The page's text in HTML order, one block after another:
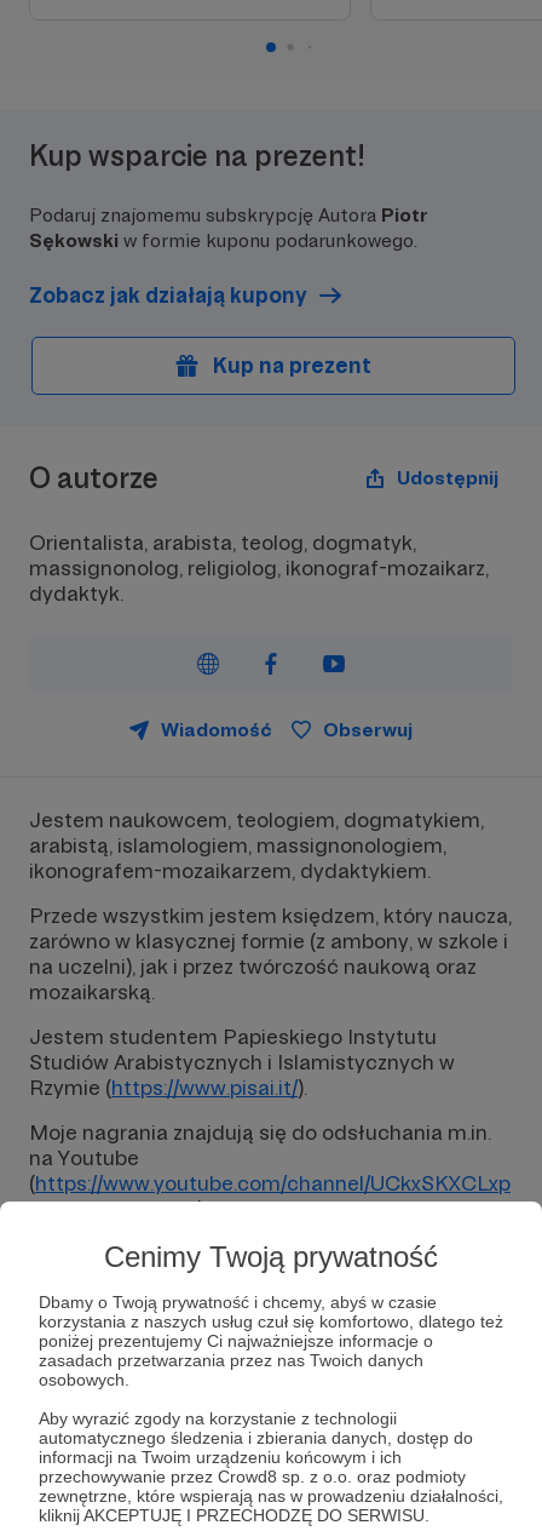
Cenimy Twoją prywatność
Dbamy o Twoją prywatność i chcemy, abyś w czasie
korzystania z naszych usług czuł się komfortowo, dlatego też
poniżej prezentujemy Ci najważniejsze informacje o
zasadach przetwarzania przez nas Twoich danych
osobowych.
Aby wyrazić zgody na korzystanie z technologii
automatycznego śledzenia i zbierania danych, dostęp do
informacji na Twoim urządzeniu końcowym i ich
przechowywanie przez Crowd8 sp. z o.o. oraz podmioty
zewnętrzne, które wspierają nas w prowadzeniu działalności,
kliknij AKCEPTUJĘ I PRZECHODZĘ DO SERWISU.
Kup wsparcie na prezent!
Podaruj znajomemu subskrypcję Autora Piotr
Sękowski w formie kuponu podarunkowego.
Zobacz jak działają kupony
Kup na prezent
O autorze Udostępnij
Orientalista, arabista, teolog, dogmatyk,
massignonolog, religiolog, ikonograf-mozaikarz,
dydaktyk.
Wiadomość Obserwuj
Jestem naukowcem, teologiem, dogmatykiem,
arabistą, islamologiem, massignonologiem,
ikonografem-mozaikarzem, dydaktykiem.
Przede wszystkim jestem księdzem, który naucza,
zarówno w klasycznej formie (z ambony, w szkole i
na uczelni), jak i przez twórczość naukową oraz
mozaikarską.
Jestem studentem Papieskiego Instytutu
Studiów Arabistycznych i Islamistycznych w
Rzymie (https://www.pisai.it/).
Moje nagrania znajdują się do odsłuchania m.in.
na Youtube
(https://www.youtube.com/channel/UCkxSKXCLxp
W2uoJlxKRDT0A), natomiast książki są do
Ważnym projektem, związanym z nauczaniem, są
Definicje Katechetyczne, które tworzę z moim
Bratem - ks. profesorem Dariuszem Klejnowskim-
Różyckim i zespołem twórców
https://patronite.pl/definicjekatechetyczne/
Kolejną przestrzenią działalności jest Sodalicja
modlitewna Badaliya, skupiająca osoby
zainteresowane dialogiem chrześcijańsko-
muzułmańskim (https://patronite.pl/badaliya).
Rozwiń opis
Cele